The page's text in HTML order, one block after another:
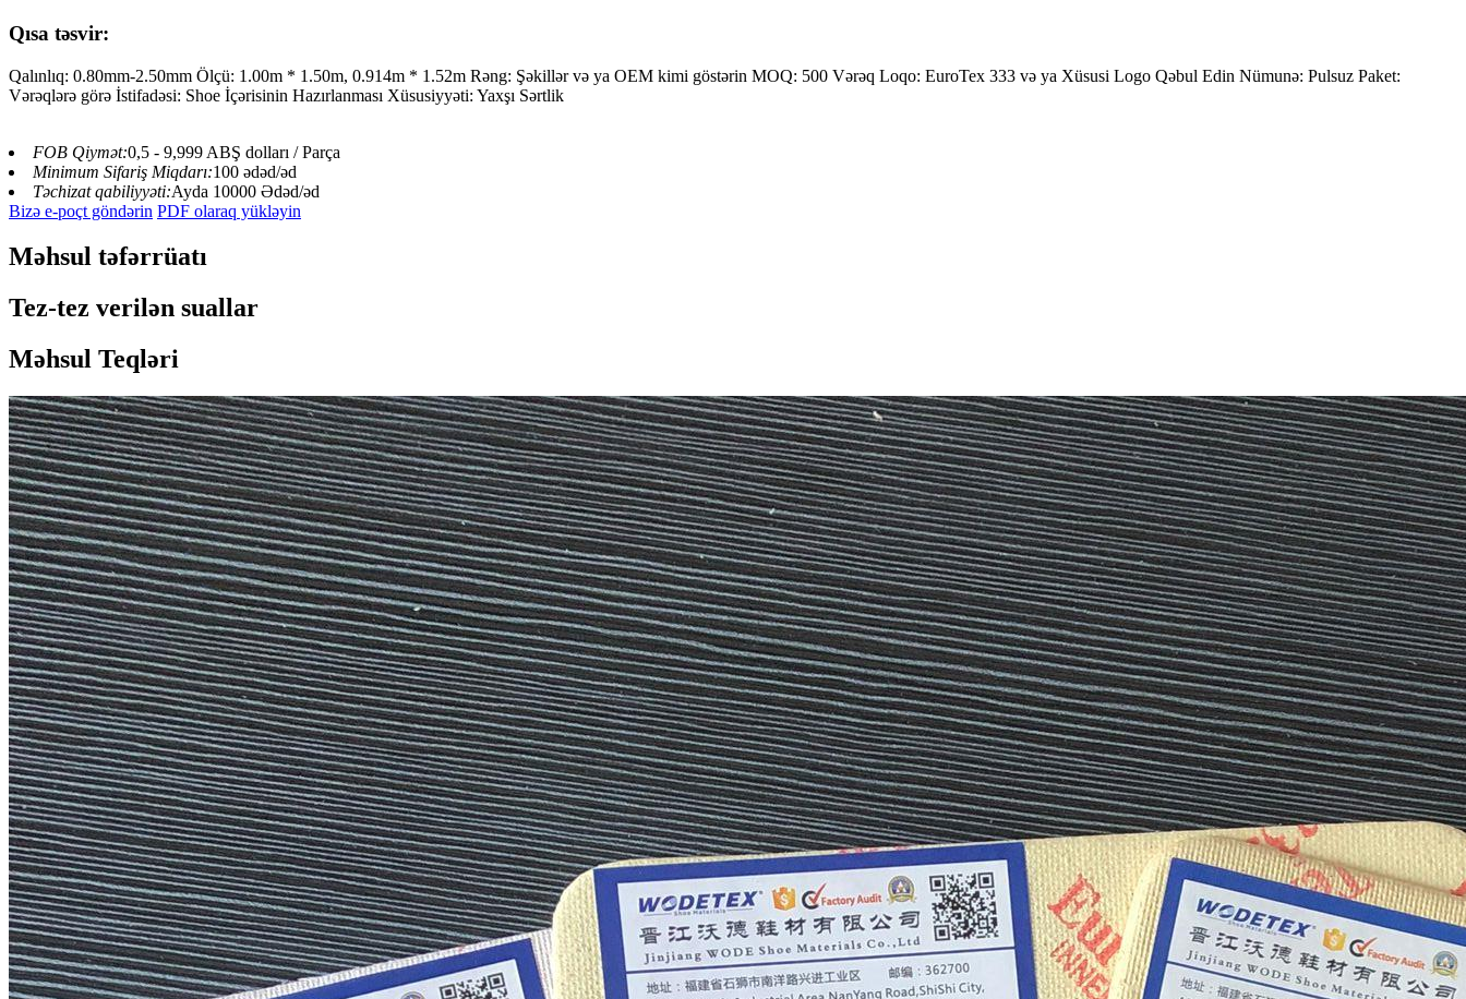
Qısa təsvir:
Qalınlıq: 0.80mm-2.50mm Ölçü: 1.00m * 1.50m, 0.914m * 1.52m Rəng: Şəkillər və ya OEM kimi göstərin MOQ: 500 Vərəq Loqo: EuroTex 333 və ya Xüsusi Logo Qəbul Edin Nümunə: Pulsuz Paket:
Vərəqlərə görə İstifadəsi: Shoe İçərisinin Hazırlanması Xüsusiyyəti: Yaxşı Sərtlik
FOB Qiymət:0,5 - 9,999 ABŞ dolları / Parça
Minimum Sifariş Miqdarı:100 ədəd/əd
Təchizat qabiliyyəti:Ayda 10000 Ədəd/əd
Bizə e-poçt göndərin PDF olaraq yükləyin
Məhsul təfərrüatı
Tez-tez verilən suallar
Məhsul Teqləri